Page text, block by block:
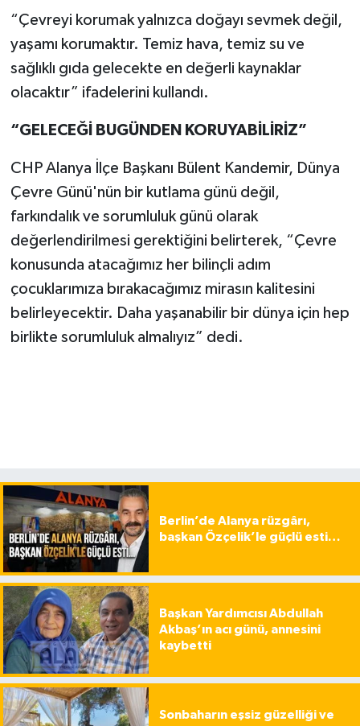
“Çevreyi korumak yalnızca doğayı sevmek değil,
yaşamı korumaktır. Temiz hava, temiz su ve
sağlıklı gıda gelecekte en değerli kaynaklar
olacaktır” ifadelerini kullandı.
“GELECEĞİ BUGÜNDEN KORUYABİLİRİZ”
CHP Alanya İlçe Başkanı Bülent Kandemir, Dünya
Çevre Günü'nün bir kutlama günü değil,
farkındalık ve sorumluluk günü olarak
değerlendirilmesi gerektiğini belirterek, “Çevre
konusunda atacağımız her bilinçli adım
çocuklarımıza bırakacağımız mirasın kalitesini
belirleyecektir. Daha yaşanabilir bir dünya için hep
birlikte sorumluluk almalıyız” dedi.
Berlin’de Alanya rüzgârı,
başkan Özçelik’le güçlü esti…
Başkan Yardımcısı Abdullah
Akbaş’ın acı günü, annesini
kaybetti
Sonbaharın eşsiz güzelliği ve